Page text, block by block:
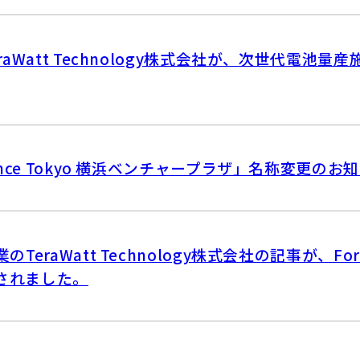
Technology株式会社が、次世代電池量産
Tokyo 横浜ベンチャープラザ」名称変更のお
のTeraWatt Technology株式会社の記事が、
ました。